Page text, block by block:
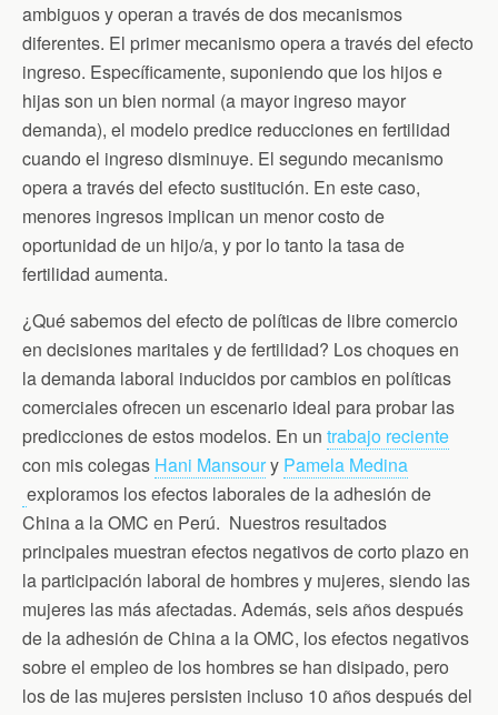
ambiguos y operan a través de dos mecanismos
diferentes. El primer mecanismo opera a través del efecto
ingreso. Específicamente, suponiendo que los hijos e
hijas son un bien normal (a mayor ingreso mayor
demanda), el modelo predice reducciones en fertilidad
cuando el ingreso disminuye. El segundo mecanismo
opera a través del efecto sustitución. En este caso,
menores ingresos implican un menor costo de
oportunidad de un hijo/a, y por lo tanto la tasa de
fertilidad aumenta.
¿Qué sabemos del efecto de políticas de libre comercio
en decisiones maritales y de fertilidad? Los choques en
la demanda laboral inducidos por cambios en políticas
comerciales ofrecen un escenario ideal para probar las
predicciones de estos modelos. En un trabajo reciente
con mis colegas Hani Mansoury Pamela Medina
exploramos los efectos laborales de la adhesión de
China a la OMC en Perú. Nuestros resultados
principales muestran efectos negativos de corto plazo en
la participación laboral de hombres y mujeres, siendo las
mujeres las más afectadas. Además, seis años después
de la adhesión de China a la OMC, los efectos negativos
sobre el empleo de los hombres se han disipado, pero
los de las mujeres persisten incluso 10 años después del